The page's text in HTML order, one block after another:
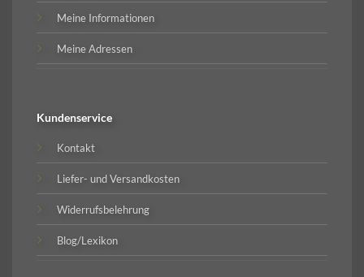
Meine Informationen
Meine Adressen
Kundenservice
Kontakt
Liefer- und Versandkosten
Widerrufsbelehrung
Blog/Lexikon